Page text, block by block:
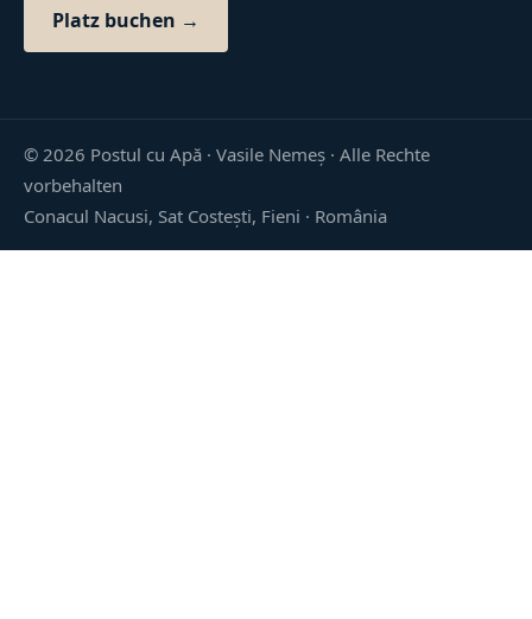
Platz buchen →
© 2026 Postul cu Apă · Vasile Nemeș ·Alle Rechte
vorbehalten
Conacul Nacusi, Sat Costești, Fieni · România